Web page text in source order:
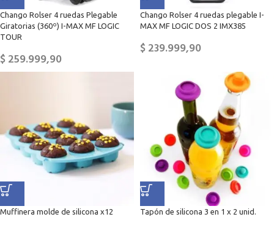
Chango Rolser 4 ruedas Plegable
Giratorias (360º) I-MAX MF LOGIC
TOUR
$259.999,90
Chango Rolser 4 ruedas plegable I-
MAX MF LOGIC DOS 2 IMX385
$239.999,90
Muffinera molde de silicona x12 Tapón de silicona 3 en 1 x 2 unid.